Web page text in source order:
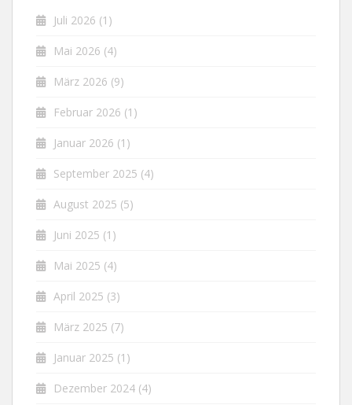
Juli 2026 (1)
Mai 2026 (4)
März 2026 (9)
Februar 2026 (1)
Januar 2026 (1)
September 2025 (4)
August 2025 (5)
Juni 2025 (1)
Mai 2025 (4)
April 2025 (3)
März 2025 (7)
Januar 2025 (1)
Dezember 2024 (4)